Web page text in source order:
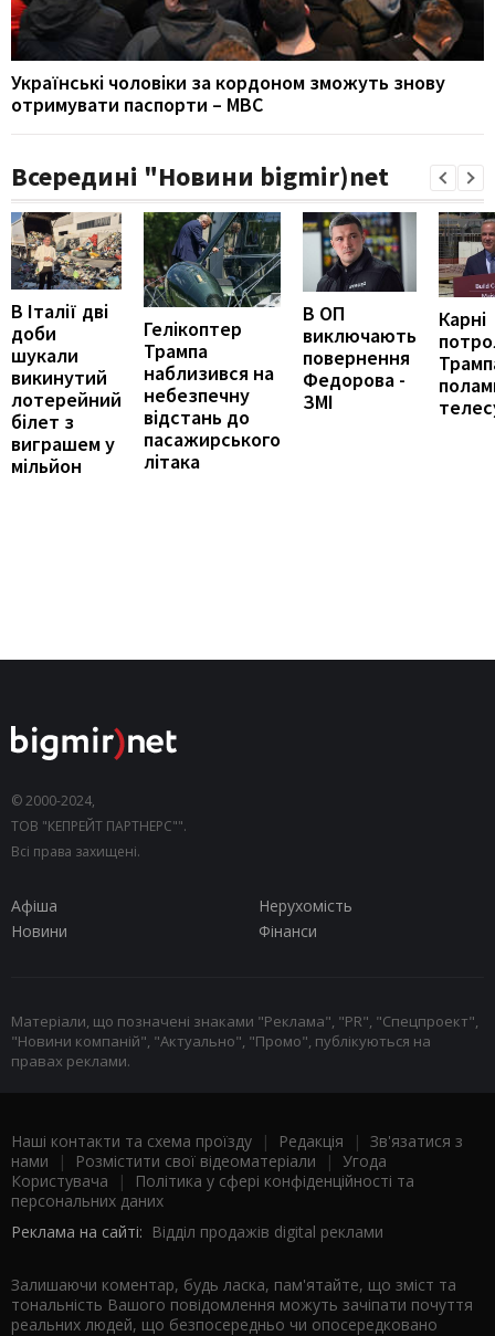
Українські чоловіки за кордоном зможуть знову
отримувати паспорти – МВС
Всередині "Новини bigmir)net
В Італії дві
доби
шукали
викинутий
лотерейний
білет з
виграшем у
мільйон
Гелікоптер
Трампа
наблизився на
небезпечну
відстань до
пасажирського
літака
В ОП
виключають
повернення
Федорова -
ЗМІ
Карні
© 2000-2024,
ТОВ "КЕПРЕЙТ ПАРТНЕРС"".
Всі права захищені.
Афіша
Нерухомість
Новини
Фінанси
Матеріали, що позначені знаками "Реклама", "PR", "Спецпроект",
"Новини компаній", "Актуально", "Промо", публікуються на
правах реклами.
Наші контакти та схема проїзду | Редакція | Зв'язатися з
нами | Розмістити свої відеоматеріали | Угода
Користувача |
Політика у сфері конфіденційності та
персональних даних
Реклама на сайті: Відділ продажів digital реклами
Залишаючи коментар, будь ласка, пам'ятайте, що зміст та
тональність Вашого повідомлення можуть зачіпати почуття
реальних людей, що безпосередньо чи опосередковано